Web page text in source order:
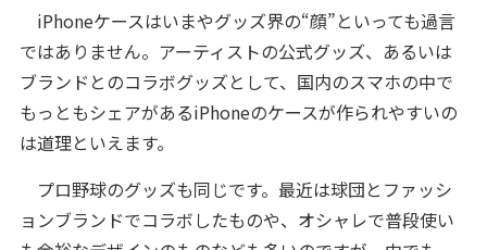
iPhoneケースはいまやグッズ界の“顔”といっても過言
ではありません。アーティストの公式グッズ、あるいは
ブランドとのコラボグッズとして、国内のスマホの中で
もっともシェアがあるiPhoneのケースが作られやすいの
は道理といえます。
プロ野球のグッズも同じです。最近は球団とファッシ
ョンブランドでコラボしたものや、オシャレで普段使い